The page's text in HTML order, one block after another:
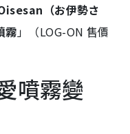
（お伊勢さ
霧」（LOG-ON 售價
噴霧變